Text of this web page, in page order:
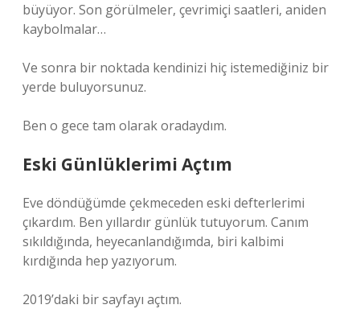
büyüyor. Son görülmeler, çevrimiçi saatleri, aniden
kaybolmalar…
Ve sonra bir noktada kendinizi hiç istemediğiniz bir
yerde buluyorsunuz.
Ben o gece tam olarak oradaydım.
Eski Günlüklerimi Açtım
Eve döndüğümde çekmeceden eski defterlerimi
çıkardım. Ben yıllardır günlük tutuyorum. Canım
sıkıldığında, heyecanlandığımda, biri kalbimi
kırdığında hep yazıyorum.
2019’daki bir sayfayı açtım.